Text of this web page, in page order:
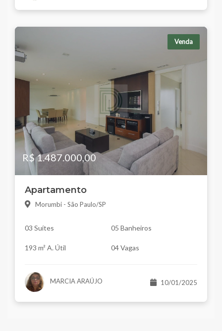
Venda
R$ 1.487.000,00
Apartamento
Morumbi - São Paulo/SP
03 Suítes 05 Banheiros
193 m² A. Útil 04 Vagas
MARCIA ARAÚJO 10/01/2025